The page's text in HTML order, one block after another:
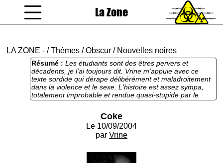
La Zone
LA ZONE - /Thèmes /Obscur / Nouvelles noires
Résumé : Les étudiants sont des êtres pervers et
décadents, je l'ai toujours dit. Vrine m'appuie avec ce
texte sordide qui dérape délibérément et maladroitement
dans la violence et le sexe. L'histoire est assez sympa,
totalement improbable et rendue quasi-stupide par le
manque de développement, mais sympa. Le style, ça
quand même. Y a des très bons trucs, et aussi des très
Coke
Le 10/09/2004
par Vrine